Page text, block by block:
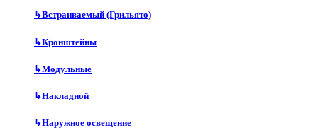
↳Встраиваемый (Грильято)
↳Кронштейны
↳Модульные
↳Накладной
↳Наружное освещение